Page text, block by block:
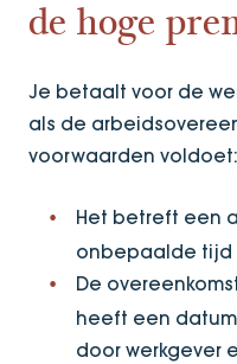
de hoge
Je betaalt voor de
als de
voorwaarden voldoet:
Het betreft een
onbepaalde tijd
De
heeft een
door werkgever